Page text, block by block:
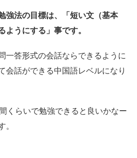
強法の目標は、「短い文（基本
ようにする」事です。
一答形式の会話ならできるように
会話ができる中国語レベルになり
くらいで勉強できると良いかなー
。